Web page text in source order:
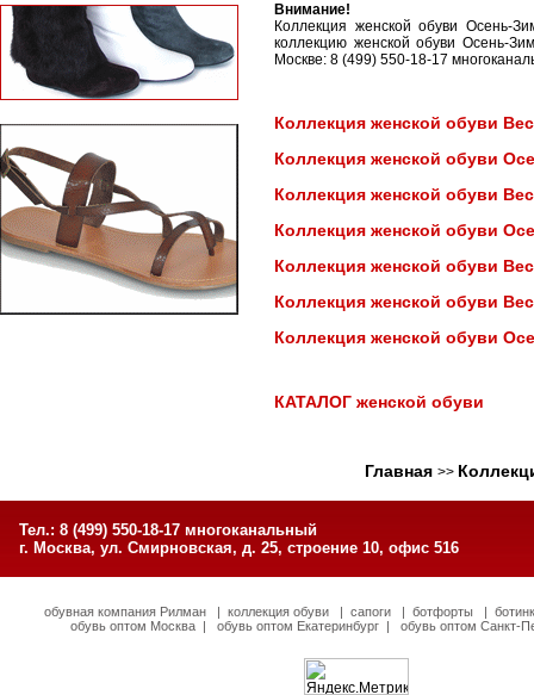
Внимание!
Коллекция женской обуви Осень-
коллекцию женской обуви Осень-
Москве: 8 (499) 550-18-17
Коллекция женской обуви
Коллекция женской обуви
Коллекция женской обуви
Коллекция женской обуви
Коллекция женской обуви
Коллекция женской обуви
Коллекция женской обуви
КАТАЛОГ женской обуви
Главная >>
Тел.: 8 (499) 550-18-17 многоканальный
г. Москва, ул. Смирновская, д. 25, строение 10, офис 516
обувная компания Рилман | коллекция обуви | сапоги | ботфорты |
обувь оптом Москва | обувь оптом Екатеринбург | обувь оптом Санкт-